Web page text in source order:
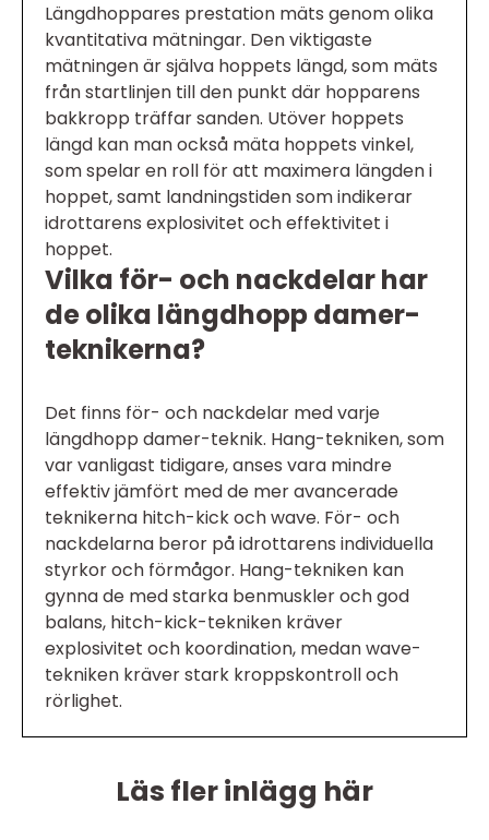
Längdhoppares prestation mäts genom olika
kvantitativa mätningar. Den viktigaste
mätningen är själva hoppets längd, som mäts
från startlinjen till den punkt där hopparens
bakkropp träffar sanden. Utöver hoppets
längd kan man också mäta hoppets vinkel,
som spelar en roll för att maximera längden i
hoppet, samt landningstiden som indikerar
idrottarens explosivitet och effektivitet i
hoppet.
Vilka för- och nackdelar har
de olika längdhopp damer-
teknikerna?
Det finns för- och nackdelar med varje
längdhopp damer-teknik. Hang-tekniken, som
var vanligast tidigare, anses vara mindre
effektiv jämfört med de mer avancerade
teknikerna hitch-kick och wave. För- och
nackdelarna beror på idrottarens individuella
styrkor och förmågor. Hang-tekniken kan
gynna de med starka benmuskler och god
balans, hitch-kick-tekniken kräver
explosivitet och koordination, medan wave-
tekniken kräver stark kroppskontroll och
rörlighet.
Läs fler inlägg här